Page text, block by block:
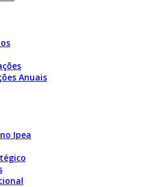
Anuais
Ipea